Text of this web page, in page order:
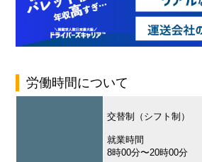
労働時間について
交替制（シフト制）
就業時間
8時00分〜20時00分